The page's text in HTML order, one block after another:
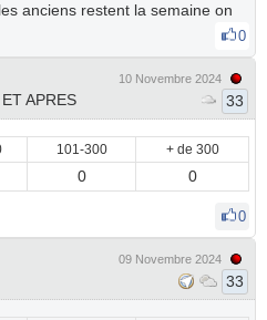
anciens restent la semaine on
0
APRES
10 Novembre 2024
33
101-300 + de 300
0 0
0
09 Novembre 2024
33